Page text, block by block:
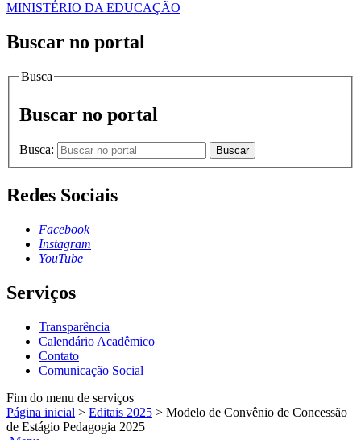
MINISTÉRIO DA EDUCAÇÃO
Buscar no portal
Busca
Buscar no portal
Busca: Buscar
Redes Sociais
Facebook
Instagram
YouTube
Serviços
Transparência
Calendário Acadêmico
Contato
Comunicação Social
Fim do menu de serviços
Página inicial > Editais 2025 > Modelo de Convênio de Concessão
de Estágio Pedagogia 2025